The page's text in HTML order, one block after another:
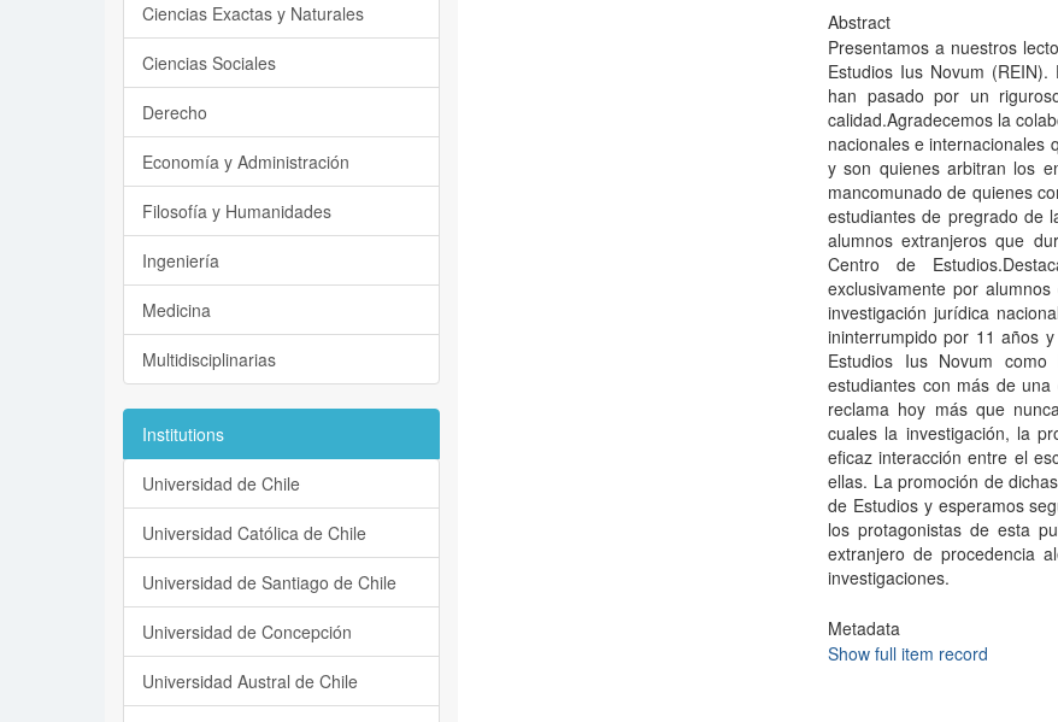
Abstract
Presentamos a nuestros
Estudios Ius Novum
han pasado por un
calidad.Agradecemos la
nacionales e internacionales
y son quienes arbitran los
mancomunado de quienes
estudiantes de pregrado de
alumnos extranjeros que
Centro de
exclusivamente por
investigación jurídica
ininterrumpido por 11 años
Estudios Ius Novum
estudiantes con más de
reclama hoy más que
cuales la investigación, la
eficaz interacción entre el
ellas. La promoción de
de Estudios y esperamos
los protagonistas de esta
extranjero de procedencia
investigaciones.
Metadata
Show full item record
Ciencias Exactas y Naturales
Ciencias Sociales
Derecho
Economía y Administración
Filosofía y Humanidades
Ingeniería
Medicina
Multidisciplinarias
Institutions
Universidad de Chile
Universidad Católica de Chile
Universidad de Santiago de Chile
Universidad de Concepción
Universidad Austral de Chile